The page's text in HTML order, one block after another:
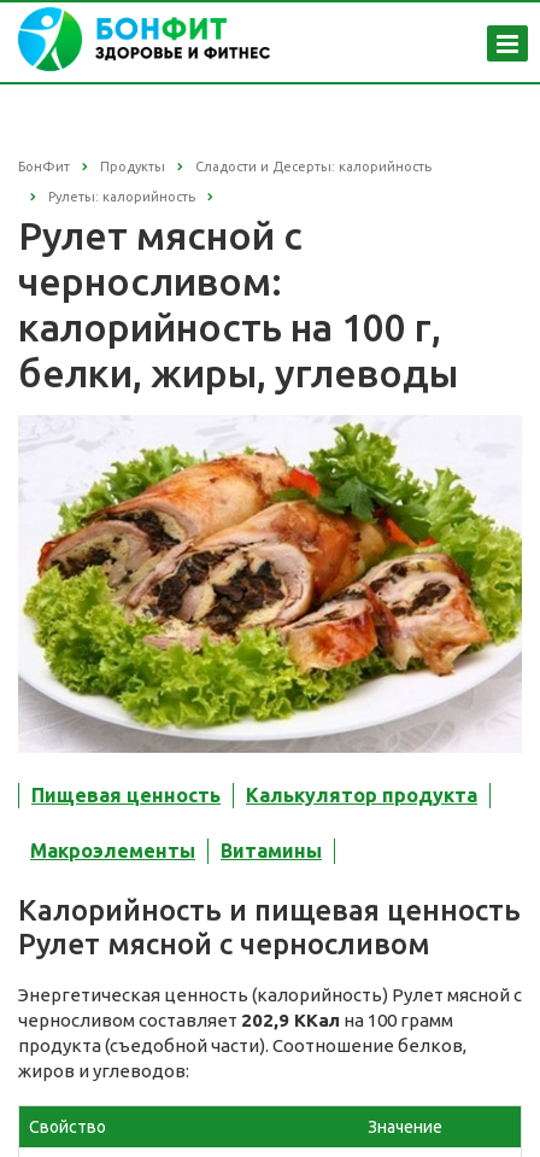
БонФит Продукты Сладости и Десерты: калорийность
Рулеты: калорийность
Рулет мясной с
черносливом:
калорийность на 100 г,
белки, жиры, углеводы
Пищевая ценность Калькулятор продукта
Макроэлементы Витамины
Калорийность и пищевая ценность
Рулет мясной с черносливом
Энергетическая ценность (калорийность) Рулет мясной с
черносливом составляет 202,9 ККал на 100 грамм
продукта (съедобной части). Соотношение белков,
жиров и углеводов:
Свойство Значение